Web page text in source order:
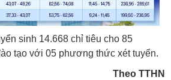
sinh 14.668 chỉ tiêu cho 85
tạo với 05 phương thức xét tuyển.
Theo TTHN